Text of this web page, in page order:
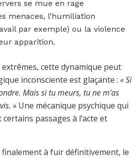
se mue en rage
menaces, l’humiliation
par exemple) ou la violence
apparition.
extrêmes, cette dynamique peut
inconsciente est glaçante : « Si
Mais si tu meurs, tu ne m’as
» Une mécanique psychique qui
passages à l’acte et
à fuir définitivement, le